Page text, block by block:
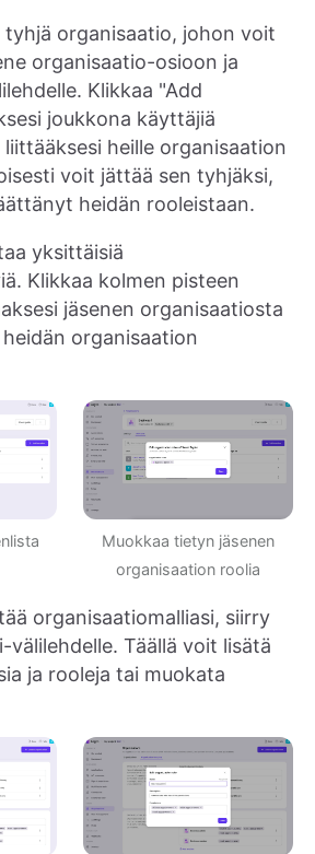
organisaatio, johon voit
organisaatio-osioon ja
Klikkaa "Add
joukkona käyttäjiä
heille organisaation
voit jättää sen tyhjäksi,
heidän rooleistaan.
yksittäisiä
Klikkaa kolmen pisteen
jäsenen organisaatiosta
organisaation
Muokkaa tietyn jäsenen
organisaation roolia
organisaatiomalliasi, siirry
välilehdelle. Täällä voit lisätä
ja rooleja tai muokata